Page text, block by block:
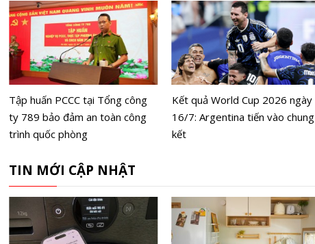
Tập huấn PCCC tại Tổng công
ty 789 bảo đảm an toàn công
trình quốc phòng
Kết quả World Cup 2026 ngày
16/7: Argentina tiến vào chung
kết
TIN MỚI CẬP NHẬT